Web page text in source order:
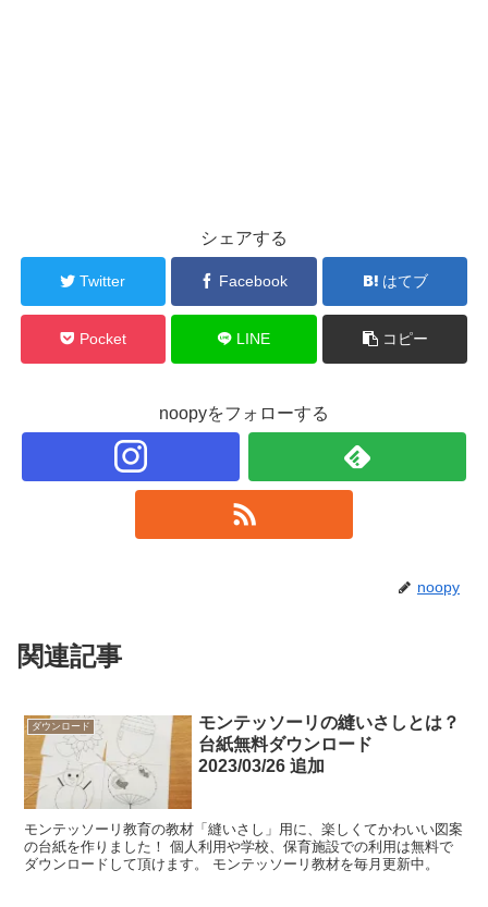
シェアする
Twitter Facebook はてブ
Pocket LINE コピー
noopyをフォローする
noopy
関連記事
ダウンロード
モンテッソーリの縫いさしとは？
台紙無料ダウンロード
2023/03/26 追加
モンテッソーリ教育の教材「縫いさし」用に、楽しくてかわいい図案
の台紙を作りました！ 個人利用や学校、保育施設での利用は無料で
ダウンロードして頂けます。 モンテッソーリ教材を毎月更新中。